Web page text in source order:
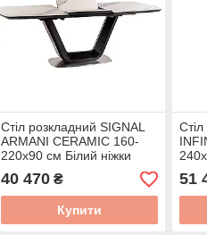
Стіл розкладний SIGNAL
ARMANI CERAMIC 160-
220х90 см Білий ніжки
чорний ARMANIBC160
40 470₴
Купити
51